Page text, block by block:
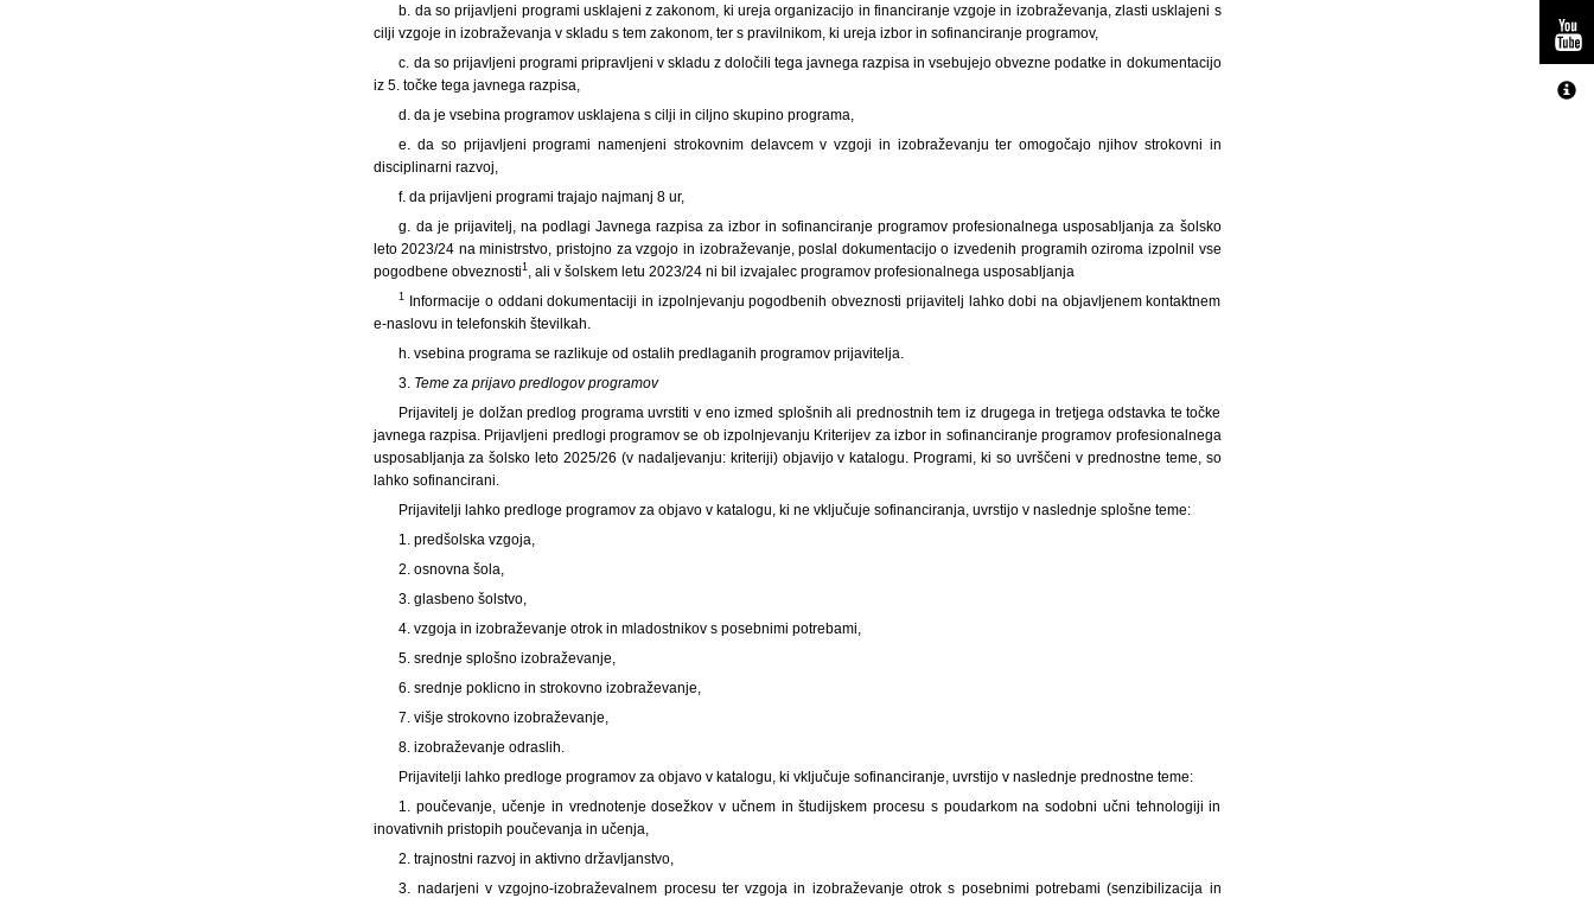
b. da so prijavljeni programi usklajeni z zakonom, ki ureja organizacijo in financiranje vzgoje in izobraževanja, zlasti usklajeni s
cilji vzgoje in izobraževanja v skladu s tem zakonom, ter s pravilnikom, ki ureja izbor in sofinanciranje programov,
c. da so prijavljeni programi pripravljeni v skladu z določili tega javnega razpisa in vsebujejo obvezne podatke in dokumentacijo
iz 5. točke tega javnega razpisa,
d. da je vsebina programov usklajena s cilji in ciljno skupino programa,
e. da so prijavljeni programi namenjeni strokovnim delavcem v vzgoji in izobraževanju ter omogočajo njihov strokovni in
disciplinarni razvoj,
f. da prijavljeni programi trajajo najmanj 8 ur,
g. da je prijavitelj, na podlagi Javnega razpisa za izbor in sofinanciranje programov profesionalnega usposabljanja za šolsko
leto 2023/24 na ministrstvo, pristojno za vzgojo in izobraževanje, poslal dokumentacijo o izvedenih programih oziroma izpolnil vse
pogodbene obveznosti1, ali v šolskem letu 2023/24 ni bil izvajalec programov profesionalnega usposabljanja
1
Informacije o oddani dokumentaciji in izpolnjevanju pogodbenih obveznosti prijavitelj lahko dobi na objavljenem kontaktnem
e-naslovu in telefonskih številkah.
h. vsebina programa se razlikuje od ostalih predlaganih programov prijavitelja.
3. Teme za prijavo predlogov programov
Prijavitelj je dolžan predlog programa uvrstiti v eno izmed splošnih ali prednostnih tem iz drugega in tretjega odstavka te točke
javnega razpisa. Prijavljeni predlogi programov se ob izpolnjevanju Kriterijev za izbor in sofinanciranje programov profesionalnega
usposabljanja za šolsko leto 2025/26 (v nadaljevanju: kriteriji) objavijo v katalogu. Programi, ki so uvrščeni v prednostne teme, so
lahko sofinancirani.
Prijavitelji lahko predloge programov za objavo v katalogu, ki ne vključuje sofinanciranja, uvrstijo v naslednje splošne teme:
1. predšolska vzgoja,
2. osnovna šola,
3. glasbeno šolstvo,
4. vzgoja in izobraževanje otrok in mladostnikov s posebnimi potrebami,
5. srednje splošno izobraževanje,
6. srednje poklicno in strokovno izobraževanje,
7. višje strokovno izobraževanje,
8. izobraževanje odraslih.
Prijavitelji lahko predloge programov za objavo v katalogu, ki vključuje sofinanciranje, uvrstijo v naslednje prednostne teme:
1. poučevanje, učenje in vrednotenje dosežkov v učnem in študijskem procesu s poudarkom na sodobni učni tehnologiji in
inovativnih pristopih poučevanja in učenja,
2. trajnostni razvoj in aktivno državljanstvo,
3. nadarjeni v vzgojno-izobraževalnem procesu ter vzgoja in izobraževanje otrok s posebnimi potrebami (senzibilizacija in